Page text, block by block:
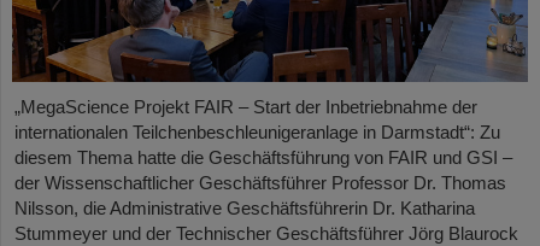
„MegaScience Projekt FAIR – Start der Inbetriebnahme der
internationalen Teilchenbeschleunigeranlage in Darmstadt“: Zu
diesem Thema hatte die Geschäftsführung von FAIR und GSI –
der Wissenschaftlicher Geschäftsführer Professor Dr. Thomas
Nilsson, die Administrative Geschäftsführerin Dr. Katharina
Stummeyer und der Technischer Geschäftsführer Jörg Blaurock